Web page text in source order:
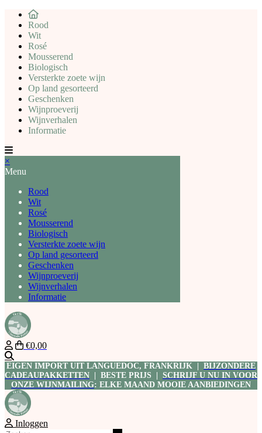
Rood
Wit
Rosé
Mousserend
Biologisch
Versterkte zoete wijn
Op land gesorteerd
Geschenken
Wijnproeverij
Wijnverhalen
Informatie
×
Menu
Rood
Wit
Rosé
Mousserend
Biologisch
Versterkte zoete wijn
Op land gesorteerd
Geschenken
Wijnproeverij
Wijnverhalen
Informatie
€0,00
EIGEN IMPORT UIT LANGUEDOC, FRANKRIJK | BIJZONDERE
CADEAUPAKKETTEN | BESTE PRIJS | SCHRIJF U NU IN VOOR
ONZE WIJNMAILING: ELKE MAAND MOOIE AANBIEDINGEN
Inloggen